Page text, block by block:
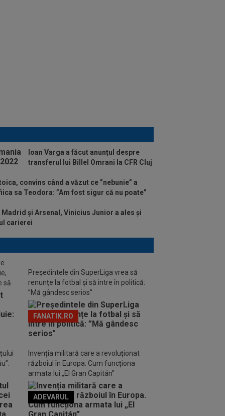
Ioan Varga a făcut anunțul despre
transferul lui Billel Omrani la CFR Cluj
convins când a văzut ce ”nebunie” a
sa Teodora: ”Am fost sigur că nu poate”
Madrid și Arsenal, Vinicius Junior a ales și
carierei
să
Președintele din SuperLiga vrea să
renunțe la fotbal și să intre în politică:
”Mă gândesc serios"
FANATIK.RO
Invenția militară care a revoluționat
războiul în Europa. Cum funcționa
armata lui „El Gran Capitán”
ADEVARUL